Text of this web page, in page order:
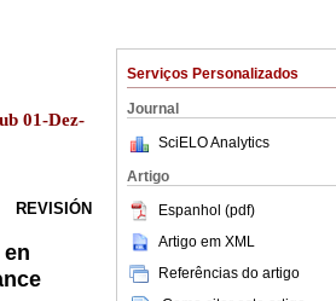
Serviços Personalizados
Journal
SciELO Analytics
Artigo
Espanhol (pdf)
Artigo em XML
Referências do artigo
01-Dez-
REVISIÓN